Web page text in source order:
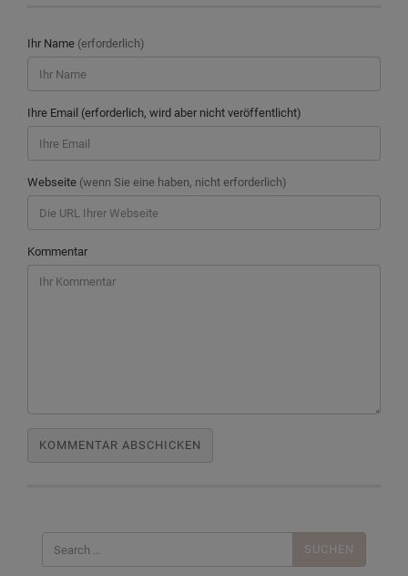
Ihr Name (erforderlich)
Ihre Email (erforderlich, wird aber nicht veröffentlicht)
Webseite (wenn Sie eine haben, nicht erforderlich)
Kommentar
Suchen
nach: